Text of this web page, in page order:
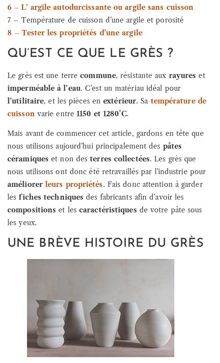
6 – L’ argile autodurcissante ou argile sans cuisson
7 – Température de cuisson d’une argile et porosité
8 – Tester les propriétés d’une argile
QU’EST CE QUE LE GRÈS ?
Le grès est une terrecommune, résistante aux rayureset
imperméable à l’eau. C’est un matériau idéal pour
l’utilitaire, et les pièces enextérieur. Sa température de
cuissonvarie entre1150 et 1280°C.
Mais avant de commencer cet article, gardons en tête que
nous utilisons aujourd’hui principalement des pâtes
céramiques et non desterres collectées. Les grès que
nous utilisons ont donc été retravaillés par l’industrie pour
améliorer leurs propriétés. Fais donc attention à garder
lesfiches techniques des fabricants afin d’avoir les
compositionset lescaractéristiques de votre pâte sous
les yeux.
UNE BRÈVE HISTOIRE DU GRÈS